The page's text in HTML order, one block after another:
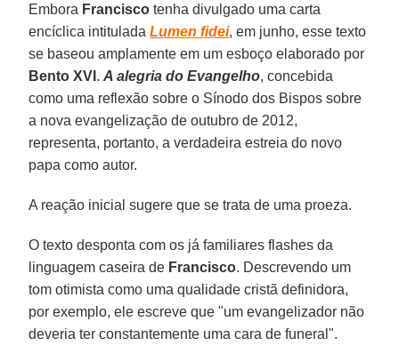
Embora Francisco tenha divulgado uma carta
encíclica intituladaLumen fidei, em junho, esse texto
se baseou amplamente em um esboço elaborado por
Bento XVI .A alegria do Evangelho, concebida
como uma reflexão sobre o Sínodo dos Bispos sobre
a nova evangelização de outubro de 2012,
representa, portanto, a verdadeira estreia do novo
papa como autor.
A reação inicial sugere que se trata de uma proeza.
O texto desponta com os já familiares flashes da
linguagem caseira de Francisco. Descrevendo um
tom otimista como uma qualidade cristã definidora,
por exemplo, ele escreve que "um evangelizador não
deveria ter constantemente uma cara de funeral".